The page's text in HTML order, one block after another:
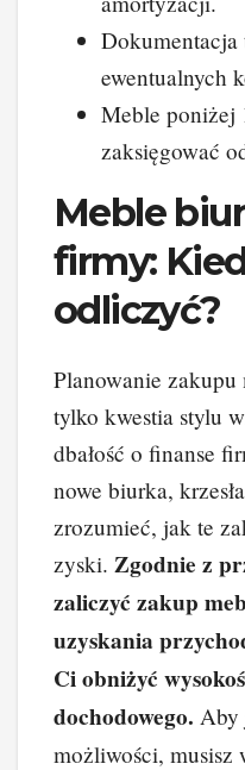
ewentualnych
Meble poniżej
zaksięgować
Meble
firmy:
odliczyć?
Planowanie
tylko kwestia stylu
dbałość o finanse
nowe biurka,
zrozumieć, jak te
zyski. Zgodnie z
zaliczyć zakup
uzyskania
Ci obniżyć
dochodowego. Aby
możliwości, musisz